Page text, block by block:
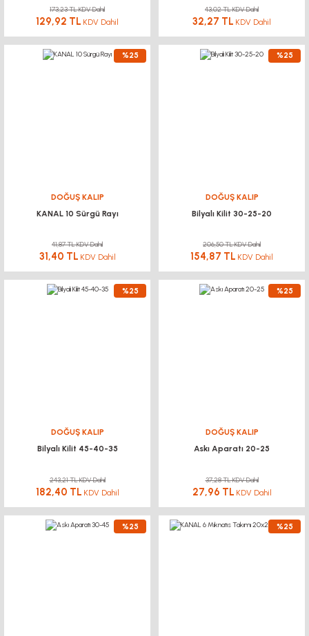
173,23 TL KDV Dahil
129,92 TL KDV Dahil
43,02 TL KDV Dahil
32,27 TL KDV Dahil
%25
DOĞUŞ KALIP
KANAL 10 Sürgü Rayı
41,87 TL KDV Dahil
31,40 TL KDV Dahil
%25
DOĞUŞ KALIP
Bilyalı Kilit 30-25-20
206,50 TL KDV Dahil
154,87 TL KDV Dahil
%25
DOĞUŞ KALIP
Bilyalı Kilit 45-40-35
243,21 TL KDV Dahil
182,40 TL KDV Dahil
%25
DOĞUŞ KALIP
Askı Aparatı 20-25
37,28 TL KDV Dahil
27,96 TL KDV Dahil
%25 %25